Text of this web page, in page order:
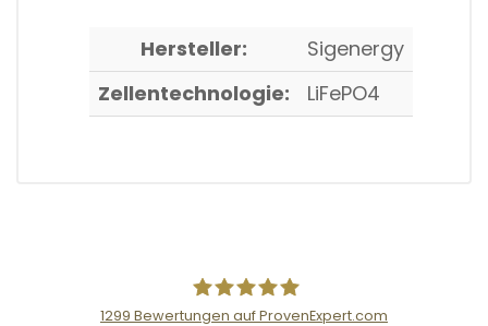
Hersteller:
Sigenergy
Zellentechnologie:
LiFePO4
1299 Bewertungen auf ProvenExpert.com